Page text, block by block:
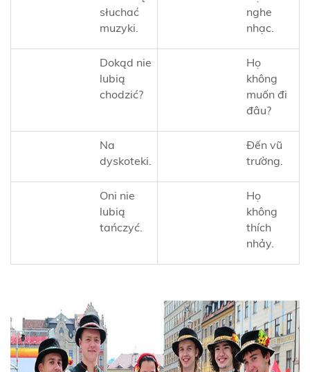
słuchać
muzyki.
nghe
nhạc.
Dokąd nie
lubią
chodzić?
Họ
không
muốn đi
đâu?
Na
dyskoteki.
Đến vũ
trường.
Oni nie
lubią
tańczyć.
Họ
không
thích
nhảy.